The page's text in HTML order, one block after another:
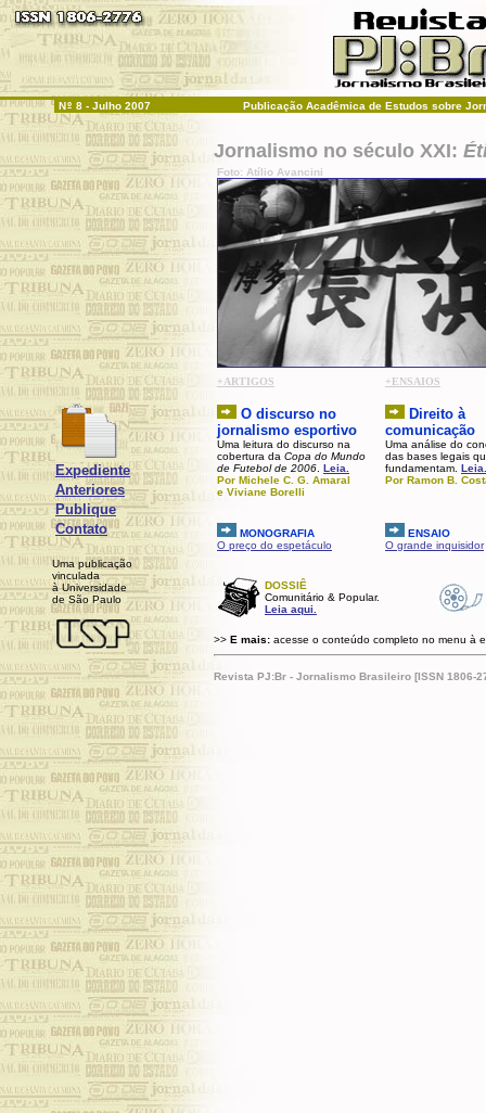
Nº 8 - Julho 2007 Publicação Acadêmica de Estudos sobre
Expediente
Anteriores
Publique
Contato
Uma publicação
vinculada
à Universidade
de São Paulo
Jornalismo no século XXI:
Foto: Atílio Avancini
+ARTIGOS +ENSAIOS
O discurso no
jornalismo esportivo
Uma leitura do discurso na
cobertura da Copa do Mundo
de Futebol de 2006 Leia.
Por Michele C. G. Amaral
e Viviane Borelli
Direito à
comunicação
Uma análise do
das bases legais
fundamentam Leia.
Por Ramon B.
MONOGRAFIA
O preço do espetáculo
ENSAIO
O grande inquisidor
DOSSIÊ
Comunitário & Popular.
Leia aqui.
>> E mais: acesse o conteúdo completo no menu à
Revista PJ:Br - Jornalismo Brasileiro [ISSN 1806-